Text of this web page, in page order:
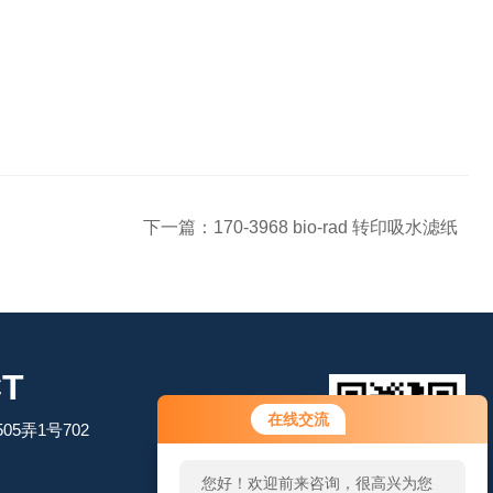
在线交流
您好！欢迎前来咨询，很高兴为您
服务，请问您要咨询什么问题呢？
您好，看您停留很久了，是否找到
下一篇： 170-3968 bio-rad 转印吸水滤纸
弄1号702